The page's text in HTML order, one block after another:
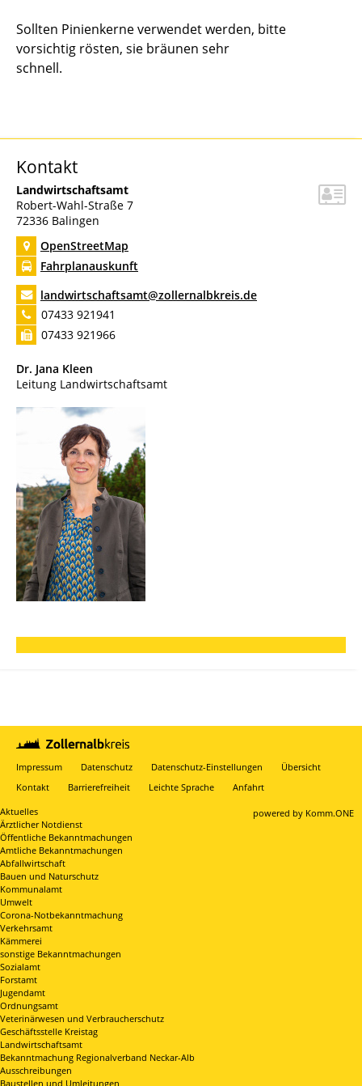
Kontakt
Landwirtschaftsamt
Robert-Wahl-Straße 7
72336 Balingen
OpenStreetMap
Fahrplanauskunft
landwirtschaftsamt@zollernalbkreis.de
07433 921941
07433 921966
Dr. Jana Kleen
Leitung Landwirtschaftsamt
Sollten Pinienkerne verwendet werden, bitte
vorsichtig rösten, sie bräunen sehr
schnell.
Impressum Datenschutz Datenschutz-Einstellungen
Übersicht
Kontakt
Barrierefreiheit Leichte Sprache Anfahrt
powered by Komm.ONE
Aktuelles
Ärztlicher Notdienst
Öffentliche Bekanntmachungen
Amtliche Bekanntmachungen
Abfallwirtschaft
Bauen und Naturschutz
Kommunalamt
Umwelt
Corona-Notbekanntmachung
Verkehrsamt
Kämmerei
sonstige Bekanntmachungen
Sozialamt
Forstamt
Jugendamt
Ordnungsamt
Veterinärwesen und Verbraucherschutz
Geschäftsstelle Kreistag
Landwirtschaftsamt
Bekanntmachung Regionalverband Neckar-Alb
Ausschreibungen
Baustellen und Umleitungen